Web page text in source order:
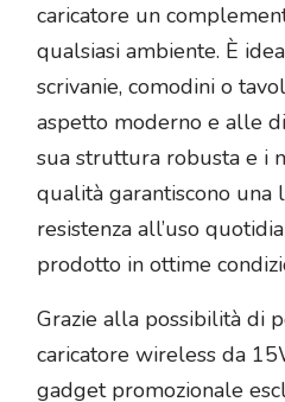
caricatore un
qualsiasi ambiente. È
scrivanie, comodini o
aspetto moderno e alle
sua struttura robusta e i
qualità garantiscono una
resistenza all’uso
prodotto in ottime
Grazie alla possibilità di
caricatore wireless da
gadget promozionale